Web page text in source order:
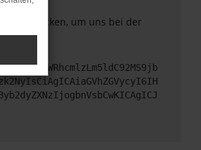
schicken, um uns bei der